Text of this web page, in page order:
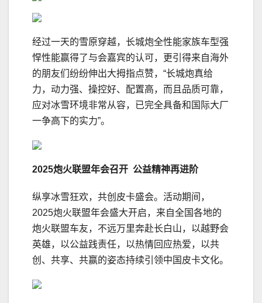
经过一天的雪原穿越，长城炮全性能家族车型强
悍性能赢得了与会嘉宾的认可，更引得来自海外
的朋友们纷纷伸出大拇指点赞，“长城炮真给
力，动力强、操控好、配置高，而且品质可靠，
应对冰雪环境非常从容，已完全具备和国际大厂
一争高下的实力”。
2025炮火联盟年会召开 公益精神再进阶
纵享冰雪狂欢，共创皮卡盛会。活动期间，
2025炮火联盟年会盛大开启，来自全国各地的
炮火联盟车友，不远万里奔赴长白山，以越野会
英雄，以公益践责任，以热情回应热爱，以共
创、共享、共赢的姿态持续引领中国皮卡文化。